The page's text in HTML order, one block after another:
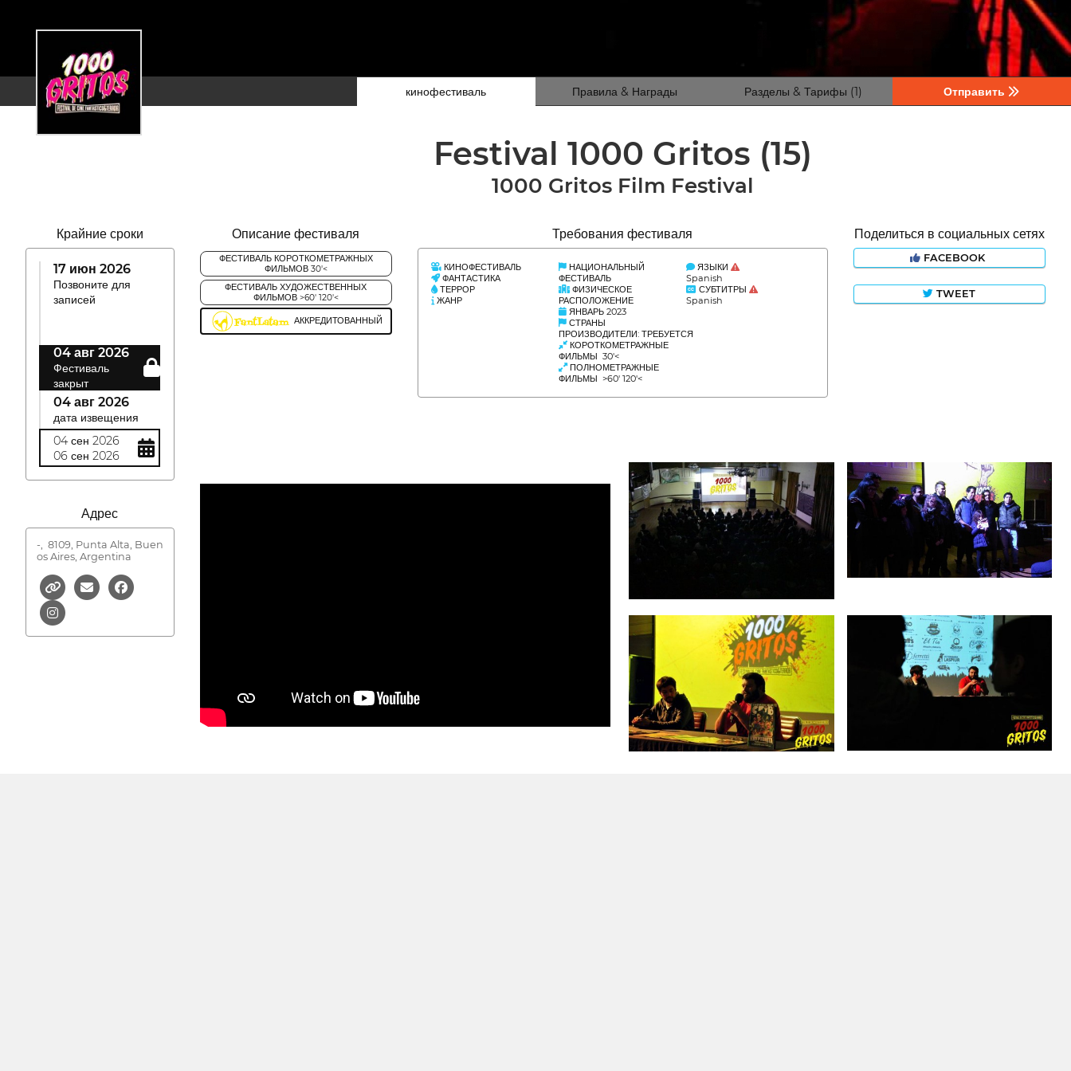
кинофестиваль Правила & Награды Разделы & Тарифы (1) Отправить
Festival 1000 Gritos (15)
1000 Gritos Film Festival
Крайние сроки
17 июн 2026
Позвоните для
записей
04 авг 2026
Фестиваль
закрыт
04 авг 2026
дата извещения
04 сен 2026
06 сен 2026
Адрес
-,
8109, Punta Alta, Buen
os Aires, Argentina
Описание фестиваля
ФЕСТИВАЛЬ КОРОТКОМЕТРАЖНЫХ
ФИЛЬМОВ 30'<
ФЕСТИВАЛЬ ХУДОЖЕСТВЕННЫХ
ФИЛЬМОВ >60' 120'<
АККРЕДИТОВАННЫЙ
Требования фестиваля
КИНОФЕСТИВАЛЬ
ФАНТАСТИКА
ТЕРРОР
ЖАНР
НАЦИОНАЛЬНЫЙ
ФЕСТИВАЛЬ
ФИЗИЧЕСКОЕ
РАСПОЛОЖЕНИЕ
ЯНВАРЬ 2023
СТРАНЫ
ПРОИЗВОДИТЕЛИ: ТРЕБУЕТСЯ
КОРОТКОМЕТРАЖНЫЕ
ФИЛЬМЫ 30'<
ПОЛНОМЕТРАЖНЫЕ
ФИЛЬМЫ >60' 120'<
ЯЗЫКИ
Spanish
СУБТИТРЫ
Spanish
Поделиться в социальных сетях
FACEBOOK
TWEET